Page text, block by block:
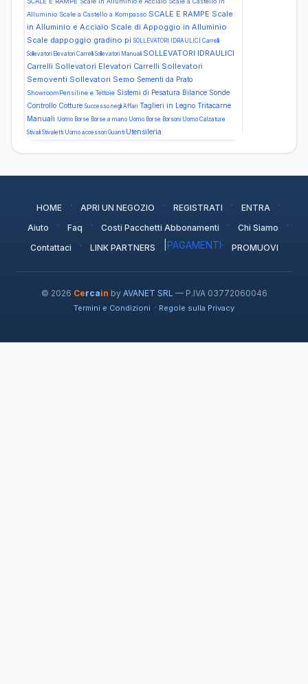
Alluminio Scale a Castello a Kompasso SCALE E RAMPE Scale
in Alluminio e Acciaio Scale di Appoggio in Alluminio
Scale dappoggio gradino pi SOLLEVATORI IDRAULICI Carrelli
Sollevatori Elevatori Carrelli Sollevatori Manuali SOLLEVATORI IDRAULICI
Carrelli Sollevatori Elevatori Carrelli Sollevatori
Semoventi Sollevatori Semo Sementi da Prato
ShowroomPensiline e Tettoie Sistemi di Pesatura Bilance Sonde
Controllo Cotture Successo negli Affari Taglieri in Legno Tritacarne
Manuali Uomo Borse Borse a mano Uomo Borse Borsoni Uomo Calzature
Stivali Stivaletti Uomo accessori Guanti Utensileria
HOME · APRI UN NEGOZIO · REGISTRATI · ENTRA ·
Aiuto · Faq · Costi Pacchetti Abbonamenti · Chi Siamo ·
Contattaci · LINK PARTNERS PAGAMENTI· PROMUOVI
© 2026 Cercain by AVANET SRL — P.IVA 03772060046
Termini e Condizioni · Regole sulla Privacy